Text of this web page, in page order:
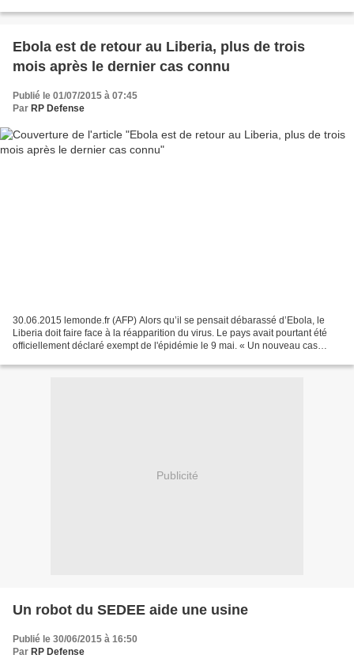
Ebola est de retour au Liberia, plus de trois
mois après le dernier cas connu
Publié le 01/07/2015 à 07:45
Par RP Defense
30.06.2015 lemonde.fr (AFP) Alors qu’il se pensait débarassé d’Ebola, le
Liberia doit faire face à la réapparition du virus. Le pays avait pourtant été
officiellement déclaré exempt de l'épidémie le 9 mai. « Un nouveau cas
Publicité
Un robot du SEDEE aide une usine
Publié le 30/06/2015 à 16:50
Par RP Defense